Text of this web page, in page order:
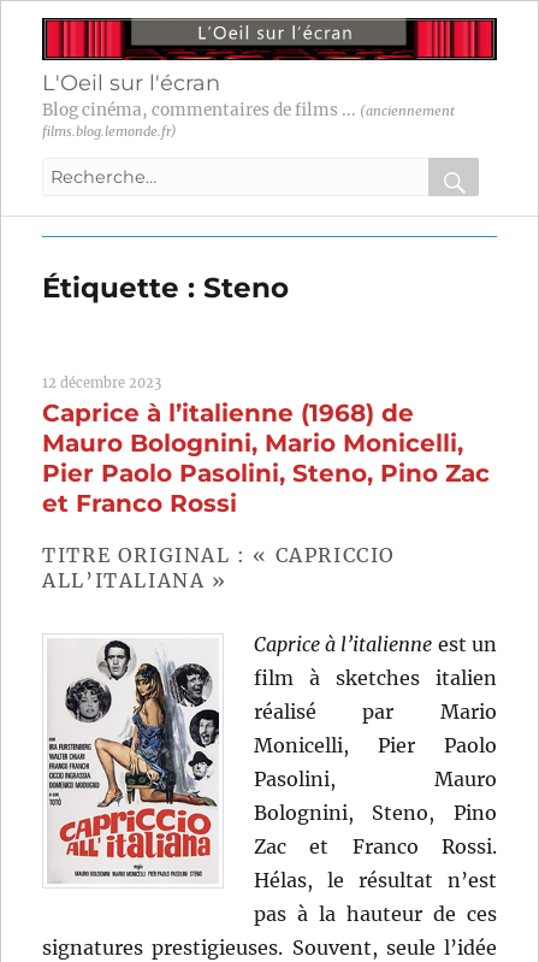
L'Oeil sur l'écran
Blog cinéma, commentaires de films ... (anciennement
films.blog.lemonde.fr)
Recherche
:
OK
Étiquette :Steno
12 décembre 2023
Caprice à l’italienne (1968) de
Mauro Bolognini, Mario Monicelli,
Pier Paolo Pasolini, Steno, Pino Zac
et Franco Rossi
TITRE ORIGINAL : « CAPRICCIO
ALL’ITALIANA »
Caprice à l’italienne est un
film à sketches italien
réalisé par Mario
Monicelli, Pier Paolo
Pasolini, Mauro
Bolognini, Steno, Pino
Zac et Franco Rossi.
Hélas, le résultat n’est
pas à la hauteur de ces
signatures prestigieuses. Souvent, seule l’idée